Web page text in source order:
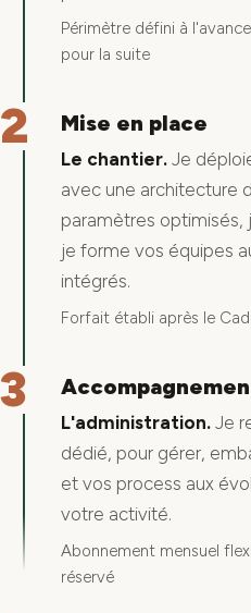
Périmètre défini à
pour la suite
2 Mise en place
Le chantier. Je
avec une architecture
paramètres
je forme vos équipes
intégrés.
Forfait établi après le
3
L'administration. Je
dédié, pour gérer,
et vos process aux
votre activité.
Abonnement mensuel
réservé